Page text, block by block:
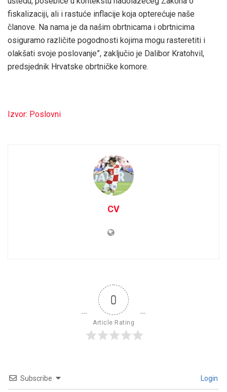
fiskalizaciji, ali i rastuće inflacije koja opterećuje naše
članove. Na nama je da našim obrtnicama i obrtnicima
osiguramo različite pogodnosti kojima mogu rasteretiti i
olakšati svoje poslovanje”, zaključio je Dalibor Kratohvil,
predsjednik Hrvatske obrtničke komore.
Izvor: Poslovni
CV
0
Article Rating
Subscribe Login